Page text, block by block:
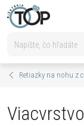
Prejsť
na
Retiazky na nohu z